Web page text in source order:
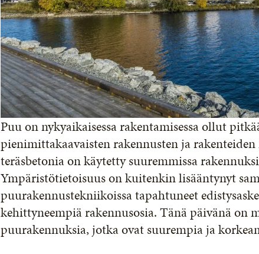
Puu on nykyaikaisessa rakentamisessa ollut
pienimittakaavaisten rakennusten ja
teräsbetonia on käytetty suuremmissa
Ympäristötietoisuus on kuitenkin lisääntynyt
puurakennustekniikoissa tapahtuneet
kehittyneempiä rakennusosia. Tänä päivänä on
puurakennuksia, jotka ovat suurempia ja